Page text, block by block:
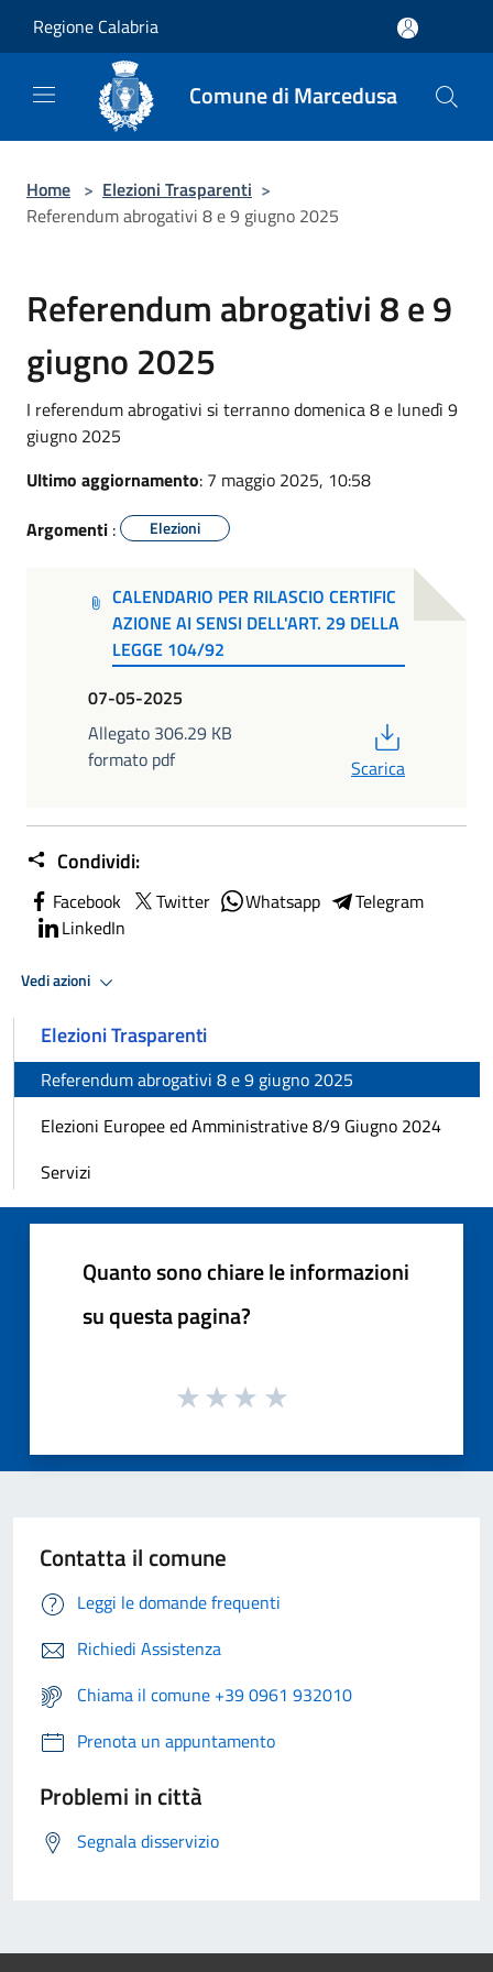
Regione Calabria
Comune di Marcedusa
Home > Elezioni Trasparenti >
Referendum abrogativi 8 e 9 giugno 2025
Referendum abrogativi 8 e 9
giugno 2025
I referendum abrogativi si terranno domenica 8 e lunedì 9
giugno 2025
Ultimo aggiornamento: 7 maggio 2025, 10:58
Argomenti : Elezioni
CALENDARIO PER RILASCIO CERTIFIC
AZIONE AI SENSI DELL'ART. 29 DELLA
LEGGE 104/92
07-05-2025
Allegato 306.29 KB
formato pdf
Scarica
Condividi:
Facebook Twitter Whatsapp
Telegram
LinkedIn
Vedi azioni
Elezioni Trasparenti
Referendum abrogativi 8 e 9 giugno 2025
Elezioni Europee ed Amministrative 8/9 Giugno 2024
Servizi
Quanto sono chiare le informazioni
su questa pagina?
Contatta il comune
Leggi le domande frequenti
Richiedi Assistenza
Chiama il comune +39 0961 932010
Prenota un appuntamento
Problemi in città
Segnala disservizio